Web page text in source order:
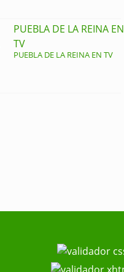
PUEBLA DE LA REINA EN
TV
PUEBLA DE LA REINA EN TV